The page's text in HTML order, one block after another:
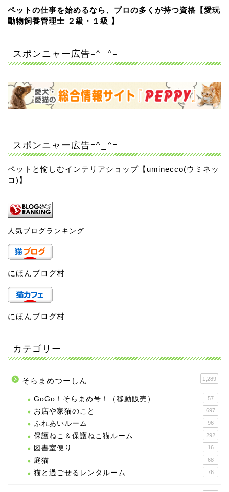
ペットの仕事を始めるなら、プロの多くが持つ資格【愛玩
動物飼養管理士 ２級・１級 】
スポンニャー広告=^_^=
スポンニャー広告=^_^=
ペットと愉しむインテリアショップ【uminecco(ウミネッ
コ)】
人気ブログランキング
にほんブログ村
にほんブログ村
カテゴリー
そらまめつーしん 1,289
GoGo！そらまめ号！（移動販売） 57
お店や家猫のこと 697
ふれあいルーム 96
保護ねこ＆保護ねこ猫ルーム 292
図書室便り 16
庭猫 68
猫と過ごせるレンタルーム 76